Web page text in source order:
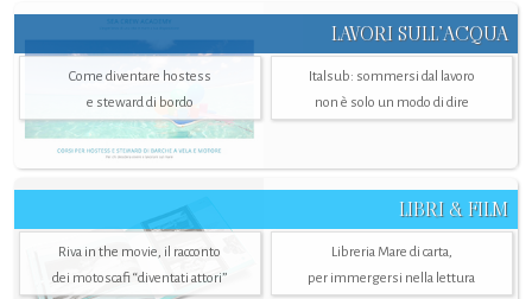
LAVORI SULL’ACQUA
Come diventare hostess
e steward di bordo
Italsub: sommersi dal lavoro
non è solo un modo di dire
LIBRI & FILM
Riva in the movie, il racconto
dei motoscafi “diventati attori”
Libreria Mare di carta,
per immergersi nella lettura